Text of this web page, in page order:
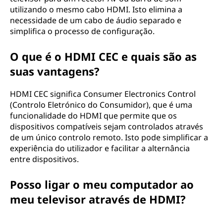
utilizando o mesmo cabo HDMI. Isto elimina a
necessidade de um cabo de áudio separado e
simplifica o processo de configuração.
O que é o HDMI CEC e quais são as
suas vantagens?
HDMI CEC significa Consumer Electronics Control
(Controlo Eletrónico do Consumidor), que é uma
funcionalidade do HDMI que permite que os
dispositivos compatíveis sejam controlados através
de um único controlo remoto. Isto pode simplificar a
experiência do utilizador e facilitar a alternância
entre dispositivos.
Posso ligar o meu computador ao
meu televisor através de HDMI?